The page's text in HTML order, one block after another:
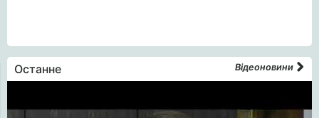
Останне Відеоновини